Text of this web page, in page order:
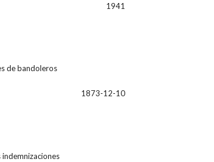
1941
de bandoleros
1873-12-10